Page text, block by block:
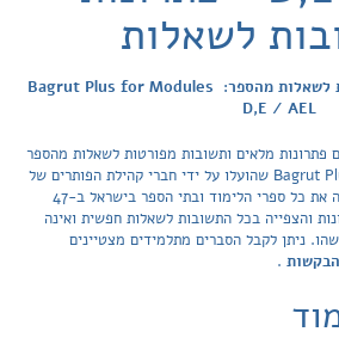
לשאלות
חפש פתרונות ותשובות לשאלות מהספר: Bagrut Plus for Modules
D,E / AEL
פתרונות מלאים ותשובות מפורטות לשאלות מהספר
Bagrut Plus for Modules D,E / AEL שהועלו על ידי חברי קהילת הפותרים של
Tiktek. מאגר הפתרונות מכסה את כל ספרי הלימוד ובתי הספר בישראל ב-47
והצפייה בכל התשובות לשאלות חפשית ואינה
ניתן לקבל הסברים מתלמידים מצטיינים
.